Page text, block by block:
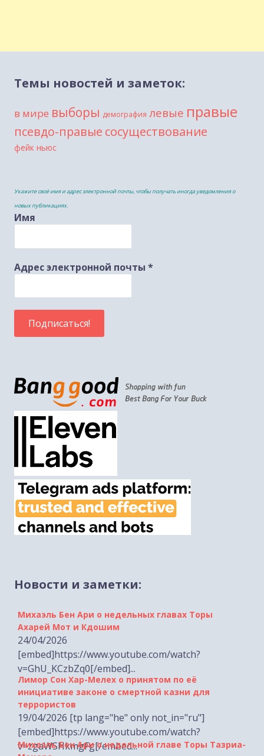
Темы новостей и заметок:
в мире выборы демография левые правые
псевдо-правые сосуществование
фейк ньюс
Укажите своё имя и адрес электронной почты, чтобы получать иногда уведомления о
новых публикациях.
Имя
Адрес электронной почты *
Новости и заметки:
Михаэль Бен Ари о недельных главах Торы
24/04/2026
[embed]https://www.youtube.com/watch?
v=GhU_KCzbZq0[/embed]...
Лимор Сон Хар-Мелех о принятом по её
инициативе законе о смертной казни для
террористов
19/04/2026 [tp lang="he" only not_in="ru"]
[embed]https://www.youtube.com/watch?
v=zgaWSHkmgFg[/embed...
Михаэль Бен Ари о недельной главе Торы Тазриа-
Мецора
17/04/2026